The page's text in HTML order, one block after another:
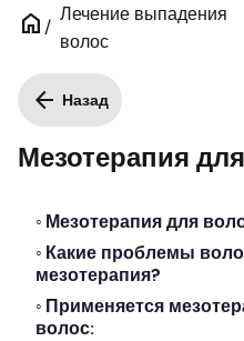
home/
Лечение выпадения
волос
arrow_back Назад
Мезотерапия
Мезотерапия для
Какие проблемы
мезотерапия?
Применяется
волос: